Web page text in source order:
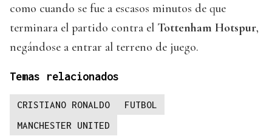
como cuando se fue a escasos minutos de que
terminara el partido contra el Tottenham Hotspur,
negándose a entrar al terreno de juego.
Temas relacionados
CRISTIANO RONALDO
FUTBOL
MANCHESTER UNITED